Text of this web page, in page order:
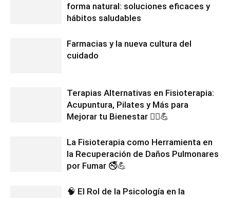
forma natural: soluciones eficaces y
hábitos saludables
Farmacias y la nueva cultura del
cuidado
Terapias Alternativas en Fisioterapia:
Acupuntura, Pilates y Más para
Mejorar tu Bienestar 💆‍♂️💪
La Fisioterapia como Herramienta en
la Recuperación de Daños Pulmonares
por Fumar 🚭💪
🧠 El Rol de la Psicología en la